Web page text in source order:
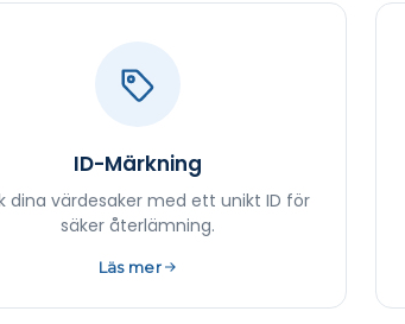
ID-Märkning
dina värdesaker med ett unikt ID för
säker återlämning.
Läs mer